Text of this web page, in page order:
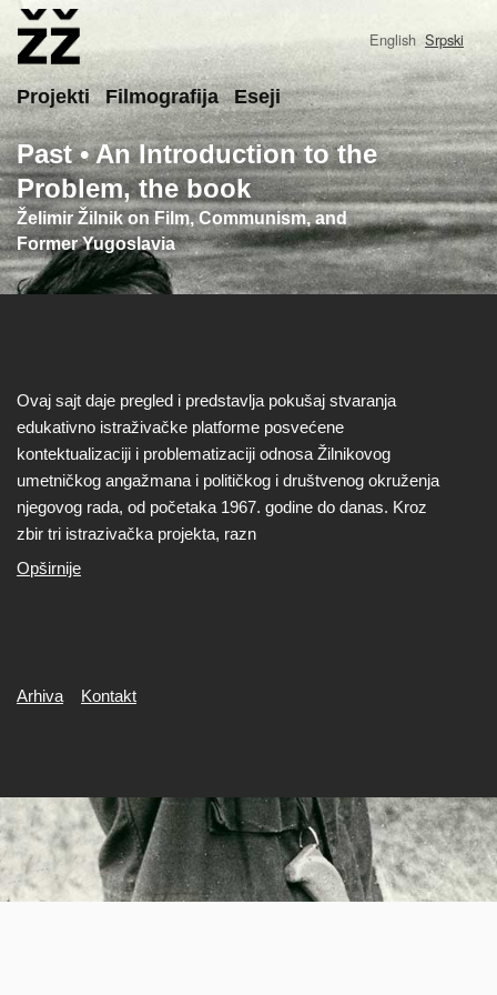
main
content
Main
Projekti Filmografija Eseji
English Srpski
Past • An Introduction to the
Problem, the book
Želimir Žilnik on Film, Communism, and
Former Yugoslavia
Ovaj sajt daje pregled i predstavlja pokušaj stvaranja
edukativno istraživačke platforme posvećene
kontektualizaciji i problematizaciji odnosa Žilnikovog
umetničkog angažmana i političkog i društvenog okruženja
njegovog rada, od početaka 1967. godine do danas. Kroz
zbir tri istrazivačka projekta, razn
Opširnije
Arhiva Kontakt